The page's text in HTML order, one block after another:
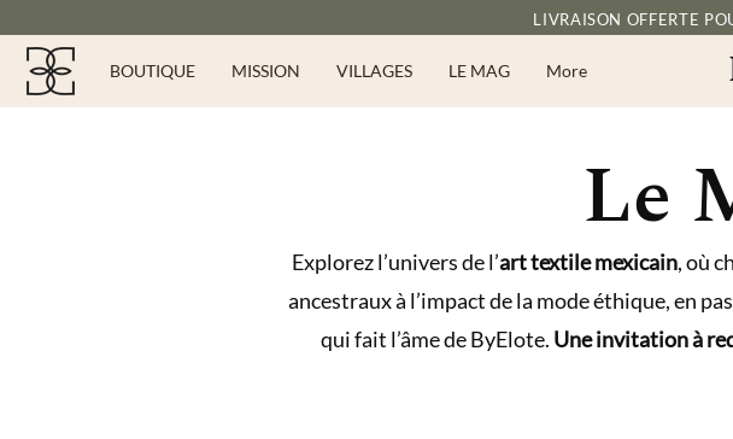
LIVRAISON OFFERTE
BOUTIQUE MISSION VILLAGES LE MAG More
Le
Explorez l’univers de l’art textile mexicain, où
ancestraux à l’impact de la mode éthique, en
qui fait l’âme de ByElote. Une invitation à